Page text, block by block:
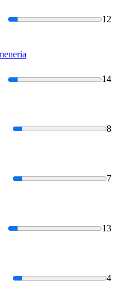
12
14
8
7
13
4